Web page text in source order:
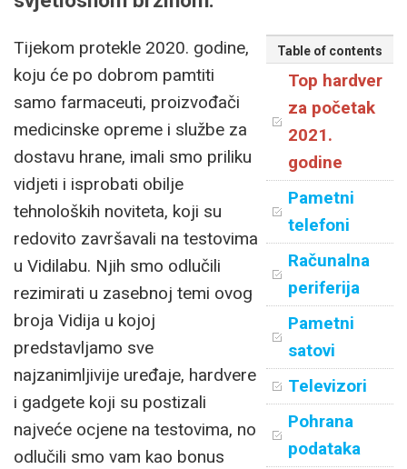
Table of contents
Top hardver
za početak
2021.
godine
Pametni
telefoni
Računalna
periferija
Pametni
satovi
Televizori
Pohrana
podataka
Tijekom protekle 2020. godine,
koju će po dobrom pamtiti
samo farmaceuti, proizvođači
medicinske opreme i službe za
dostavu hrane, imali smo priliku
vidjeti i isprobati obilje
tehnoloških noviteta, koji su
redovito završavali na testovima
u Vidilabu. Njih smo odlučili
rezimirati u zasebnoj temi ovog
broja Vidija u kojoj
predstavljamo sve
najzanimljivije uređaje, hardvere
i gadgete koji su postizali
najveće ocjene na testovima, no
odlučili smo vam kao bonus